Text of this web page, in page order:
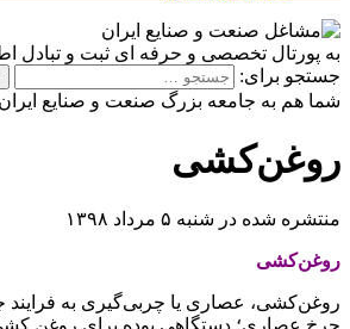
به پورتال تخصصی و حرفه ای ثبت و تبادل
جستجو برای:
شما هم به جامعه بزرگ صنعت و صنایع ایران
روغن‌کشی
منتشره شده در شنبه ۵ مرداد ۱۳۹۸
روغن‌کشی
روغن‌کشی، عصاری یا چربی‌گیری به